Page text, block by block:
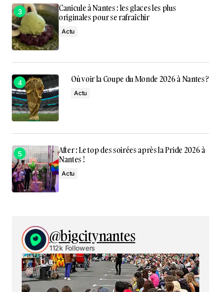
Canicule à Nantes : les glaces les plus
originales pour se rafraîchir
Actu
Où voir la Coupe du Monde 2026 à Nantes ?
Actu
After : Le top des soirées après la Pride 2026 à
Nantes !
Actu
@bigcitynantes
112k Followers